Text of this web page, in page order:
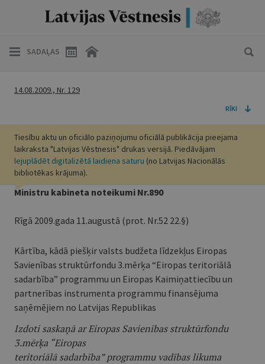
SADAĻAS
14.08.2009., Nr. 129
RĪKI
Tiesību aktu un oficiālo paziņojumu oficiālā publikācija pieejama
laikraksta "Latvijas Vēstnesis" drukas versijā. Piedāvājam
lejuplādēt digitalizētā laidiena saturu (no Latvijas Nacionālās
bibliotēkas krājuma).
Ministru kabineta noteikumi Nr.890
Rīgā 2009.gada 11.augustā (prot. Nr.52 22.§)
Kārtība, kādā piešķir valsts budžeta līdzekļus Eiropas
Savienības struktūrfondu 3.mērķa “Eiropas teritoriālā
sadarbība” programmu un Eiropas Kaimiņattiecību un
partnerības instrumenta programmu finansējuma
saņēmējiem no Latvijas Republikas
Izdoti saskaņā ar Eiropas Savienības struktūrfondu
3.mērķa “Eiropas
teritoriālā sadarbība” programmu vadības likuma